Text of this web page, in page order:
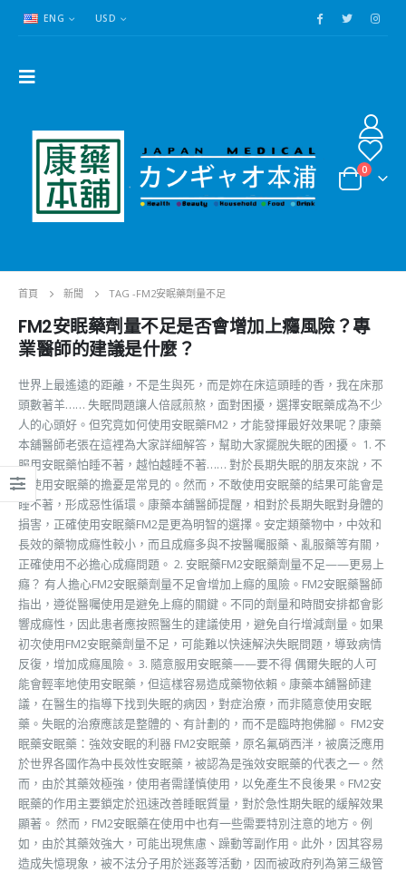
ENG USD
0
首頁 新聞 TAG -FM2安眠藥劑量不足
FM2安眠藥劑量不足是否會增加上癮風險？專
業醫師的建議是什麼？
世界上最遙遠的距離，不是生與死，而是妳在床這頭睡的香，我在床那
頭數著羊…… 失眠問題讓人倍感煎熬，面對困擾，選擇安眠藥成為不少
人的心頭好。但究竟如何使用安眠藥FM2，才能發揮最好效果呢？康藥
本舖醫師老張在這裡為大家詳細解答，幫助大家擺脫失眠的困擾。 1. 不
服用安眠藥怕睡不著，越怕越睡不著…… 對於長期失眠的朋友來說，不
敢使用安眠藥的擔憂是常見的。然而，不敢使用安眠藥的結果可能會是
睡不著，形成惡性循環。康藥本舖醫師提醒，相對於長期失眠對身體的
損害，正確使用安眠藥FM2是更為明智的選擇。安定類藥物中，中效和
長效的藥物成癮性較小，而且成癮多與不按醫囑服藥、亂服藥等有關，
正確使用不必擔心成癮問題。 2. 安眠藥FM2安眠藥劑量不足——更易上
癮？ 有人擔心FM2安眠藥劑量不足會增加上癮的風險。FM2安眠藥醫師
指出，遵從醫囑使用是避免上癮的關鍵。不同的劑量和時間安排都會影
響成癮性，因此患者應按照醫生的建議使用，避免自行增減劑量。如果
初次使用FM2安眠藥劑量不足，可能難以快速解決失眠問題，導致病情
反復，增加成癮風險。 3. 隨意服用安眠藥——要不得 偶爾失眠的人可
能會輕率地使用安眠藥，但這樣容易造成藥物依賴。康藥本舖醫師建
議，在醫生的指導下找到失眠的病因，對症治療，而非隨意使用安眠
藥。失眠的治療應該是整體的、有計劃的，而不是臨時抱佛腳。 FM2安
眠藥安眠藥：強效安眠的利器 FM2安眠藥，原名氟硝西泮，被廣泛應用
於世界各國作為中長效性安眠藥，被認為是強效安眠藥的代表之一。然
而，由於其藥效極強，使用者需謹慎使用，以免產生不良後果。FM2安
眠藥的作用主要鎖定於迅速改善睡眠質量，對於急性期失眠的緩解效果
顯著。 然而，FM2安眠藥在使用中也有一些需要特別注意的地方。例
如，由於其藥效強大，可能出現焦慮、躁動等副作用。此外，因其容易
造成失憶現象，被不法分子用於迷姦等活動，因而被政府列為第三級管